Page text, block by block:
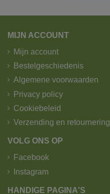
MIJN ACCOUNT
Mijn account
Bestelgeschiedenis
Algemene voorwaarden
Privacy policy
Cookiebeleid
Verzending en retournering
VOLG ONS OP
Facebook
Instagram
HANDIGE PAGINA'S